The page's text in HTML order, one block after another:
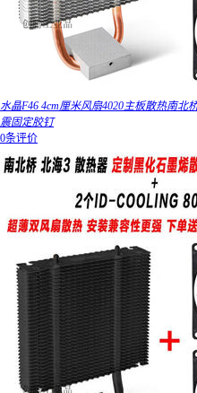
水晶F46 4cm厘米风扇4020主板散热南北
震固定胶钉
0条评价